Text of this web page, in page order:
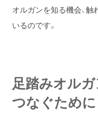
オルガンを知る機会、
いるのです。
足踏みオル
つなぐために